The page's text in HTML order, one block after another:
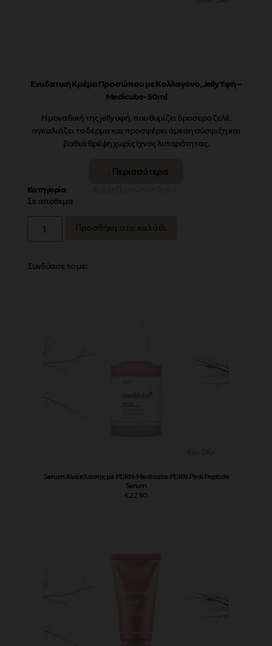
Ενυδατική Κρέμα Προσώπου με Κολλαγόνο, Jelly Υφή –
Medicube- 50ml
Η μοναδική της jelly υφή, που θυμίζει δροσερό ζελέ,
αγκαλιάζει το δέρμα και προσφέρει άμεση σύσφιξη και
βαθιά θρέψη χωρίς ίχνος λιπαρότητας.
Περισσότερα
Κατηγορία
Σε απόθεμα
Προσθήκη στο καλάθι
Συνδύασε το με:
Serum Ανάπλασης με PDRN-Medicube PDRN Pink Peptide
Serum
€22.90